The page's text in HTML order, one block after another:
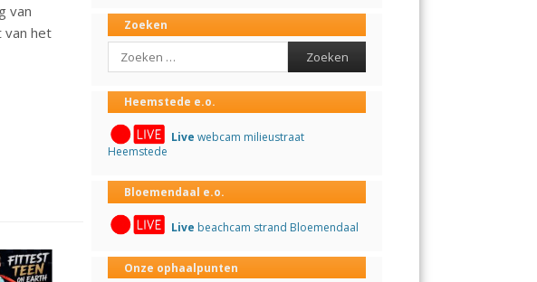
van
van het
Zoeken
Search
Heemstede e.o.
Live webcam milieustraat
Heemstede
Bloemendaal e.o.
Live beachcam strand Bloemendaal
Onze ophaalpunten